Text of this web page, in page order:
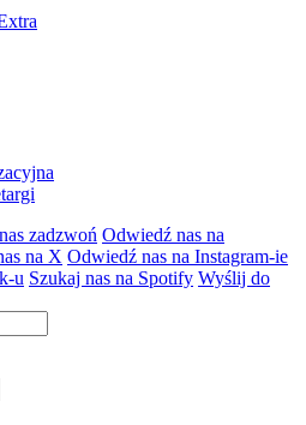
zadzwoń Odwiedź nas na
na X Odwiedź nas na Instagram-ie
u Szukaj nas na Spotify Wyślij do